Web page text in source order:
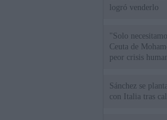
logró venderlo
"Solo
Ceuta de
peor crisis
Sánchez se
con Italia tras